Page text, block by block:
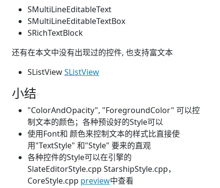
SMultiLineEditableText
SMultiLineEditableTextBox
SRichTextBlock
还有在本文中没有出现过的控件, 也支持富文本
SListViewSListView
小结
"ColorAndOpacity", "ForegroundColor" 可以控
制文本的颜色；各种预设好的Style可以
使用Font和 颜色来控制文本的样式比直接使
用"TextStyle" 和"Style" 要来的直观
各种控件的Style可以在引擎的
SlateEditorStyle.cpp StarshipStyle.cpp，
CoreStyle.cpp preview中查看